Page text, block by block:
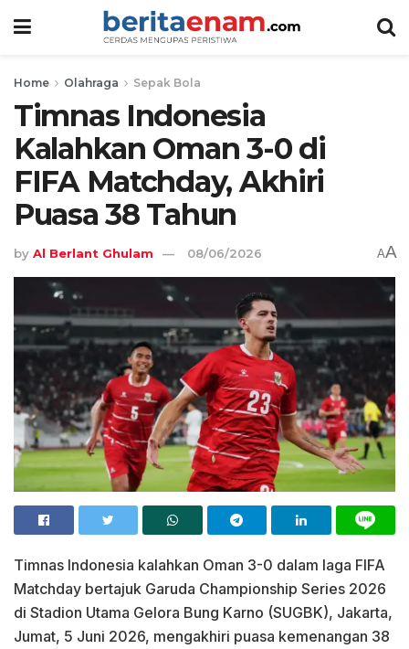
Home Olahraga Sepak Bola
Timnas Indonesia
Kalahkan Oman 3-0 di
FIFA Matchday, Akhiri
Puasa 38 Tahun
by Al Berlant Ghulam 08/06/2026 AA
Timnas Indonesia kalahkan Oman 3-0 dalam laga FIFA
Matchday bertajuk Garuda Championship Series 2026
di Stadion Utama Gelora Bung Karno (SUGBK), Jakarta,
Jumat, 5 Juni 2026, mengakhiri puasa kemenangan 38